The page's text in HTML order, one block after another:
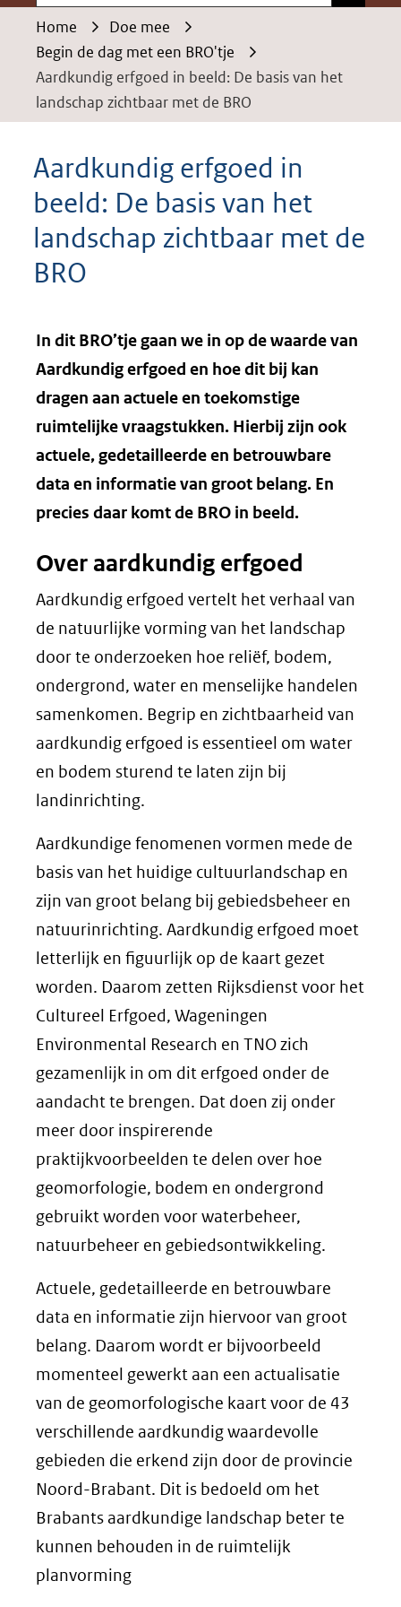
Home
Doe mee
Begin de dag met een BRO'tje
Aardkundig erfgoed in beeld: De basis van het
landschap zichtbaar met de BRO
Aardkundig erfgoed in
beeld: De basis van het
landschap zichtbaar met de
BRO
In dit BRO’tje gaan we in op de waarde van
Aardkundig erfgoed en hoe dit bij kan
dragen aan actuele en toekomstige
ruimtelijke vraagstukken. Hierbij zijn ook
actuele, gedetailleerde en betrouwbare
data en informatie van groot belang. En
precies daar komt de BRO in beeld.
Over aardkundig erfgoed
Aardkundig erfgoed vertelt het verhaal van
de natuurlijke vorming van het landschap
door te onderzoeken hoe reliëf, bodem,
ondergrond, water en menselijke handelen
samenkomen. Begrip en zichtbaarheid van
aardkundig erfgoed is essentieel om water
en bodem sturend te laten zijn bij
landinrichting.
Aardkundige fenomenen vormen mede de
basis van het huidige cultuurlandschap en
zijn van groot belang bij gebiedsbeheer en
natuurinrichting. Aardkundig erfgoed moet
letterlijk en figuurlijk op de kaart gezet
worden. Daarom zetten Rijksdienst voor het
Cultureel Erfgoed, Wageningen
Environmental Research en TNO zich
gezamenlijk in om dit erfgoed onder de
aandacht te brengen. Dat doen zij onder
meer door inspirerende
praktijkvoorbeelden te delen over hoe
geomorfologie, bodem en ondergrond
gebruikt worden voor waterbeheer,
natuurbeheer en gebiedsontwikkeling.
Actuele, gedetailleerde en betrouwbare
data en informatie zijn hiervoor van groot
belang. Daarom wordt er bijvoorbeeld
momenteel gewerkt aan een actualisatie
van de geomorfologische kaart voor de 43
verschillende aardkundig waardevolle
gebieden die erkend zijn door de provincie
Noord-Brabant. Dit is bedoeld om het
Brabants aardkundige landschap beter te
kunnen behouden in de ruimtelijk
planvorming